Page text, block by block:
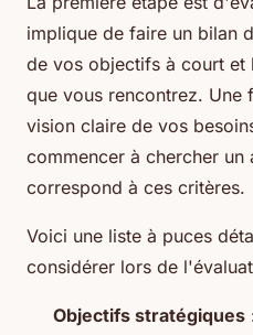
implique de faire un bilan
de vos objectifs à court et
que vous rencontrez. Une
vision claire de vos
commencer à chercher un
correspond à ces critères.
Voici une liste à puces
considérer lors de
Objectifs stratégiques